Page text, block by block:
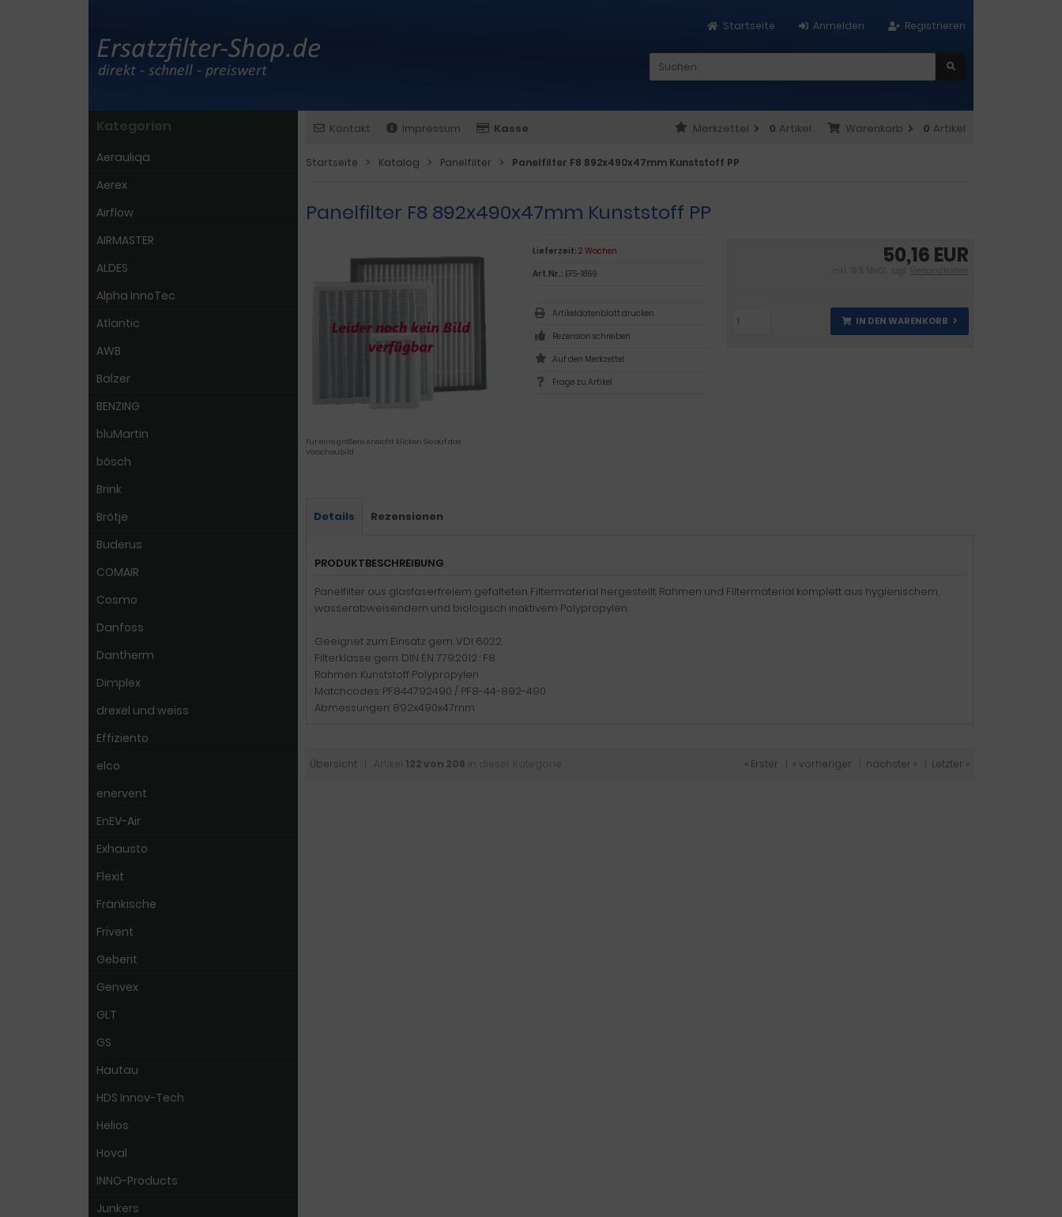
Registrieren
Anmelden
Startseite
Kontakt Impressum Kasse Warenkorb 0 Artikel
Merkzettel 0 Artikel
Startseite Katalog Panelfilter Panelfilter F8 892x490x47mm Kunststoff PP
Panelfilter F8 892x490x47mm Kunststoff PP
Für eine größere Ansicht klicken Sie auf das
Vorschaubild
50,16 EUR
inkl. 19 % MwSt. zzgl. Versandkosten
IN DEN WARENKORB
Lieferzeit: 2 Wochen
Art.Nr.: EFS-1869
Artikeldatenblatt drucken
Rezension schreiben
Frage zu Artikel
Details Rezensionen
PRODUKTBESCHREIBUNG
Panelfilter aus glasfaserfreiem gefalteten Filtermaterial hergestellt. Rahmen und Filtermaterial komplett aus hygienischem,
wasserabweisendem und biologisch inaktivem Polypropylen.
Geeignet zum Einsatz gem. VDI 6022.
Filterklasse gem. DIN EN 779:2012 : F8
Rahmen: Kunststoff Polypropylen
Matchcodes: PF844792490 / PF8-44-892-490
Abmessungen: 892x490x47mm
Übersicht | Artikel 122 von 206 in dieser Kategorie « Erster « vorheriger nächster » Letzter »
Kategorien
Aerauliqa
Aerex
Airflow
AIRMASTER
ALDES
Alpha InnoTec
Atlantic
AWB
Balzer
BENZING
bluMartin
bösch
Brink
Brötje
Buderus
COMAIR
Cosmo
Danfoss
Dantherm
Dimplex
drexel und weiss
Effiziento
elco
enervent
EnEV-Air
Exhausto
Flexit
Fränkische
Frivent
Geberit
Genvex
GLT
GS
Hautau
HDS Innov-Tech
Helios
Hoval
INNO-Products
Junkers